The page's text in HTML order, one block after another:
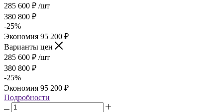
285 600 ₽ /шт
380 800 ₽
-25%
Экономия 95 200 ₽
Варианты цен
285 600 ₽ /шт
380 800 ₽
-25%
Экономия 95 200 ₽
Подробности